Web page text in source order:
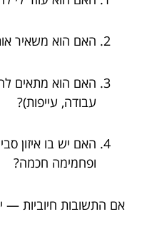
האם הוא משאיר
האם הוא מתאים
עבודה, עייפות)?
האם יש בו איזון
ופחמימה חכמה?
אם התשובות חיוביות —